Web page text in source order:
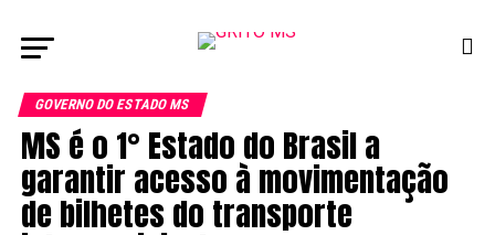
GOVERNO DO ESTADO MS
MS é o 1° Estado do Brasil a
garantir acesso à movimentação
de bilhetes do transporte